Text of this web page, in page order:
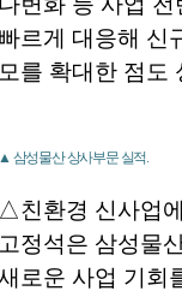
빠르게 대응해 신
모를 확대한 점도
▲ 삼성물산 상사부문 실적.
△친환경 신사업
고정석은 삼성물
로운 사업 기회